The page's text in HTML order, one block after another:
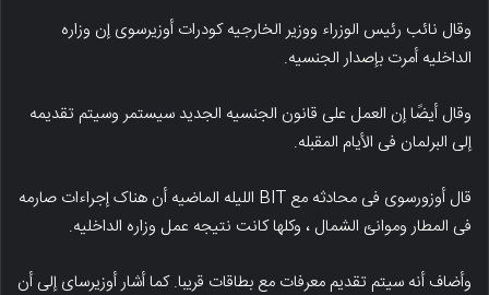
وقال نائب رئیس الوزراء ووزیر الخارجیه کودرات أوزیرسوی إن وزاره
الداخلیه أمرت بإصدار الجنسیه.
وقال أیضًا إن العمل على قانون الجنسیه الجدید سیستمر وسیتم تقدیمه
إلى البرلمان فی الأیام المقبله.
قال أوزورسوی فی محادثه مع BIT اللیله الماضیه أن هناک إجراءات صارمه
فی المطار وموانئ الشمال ، وکلها کانت نتیجه عمل وزاره الداخلیه.
وأضاف أنه سیتم تقدیم معرفات مع بطاقات قریبا. کما أشار أوزیرسای إلى أن